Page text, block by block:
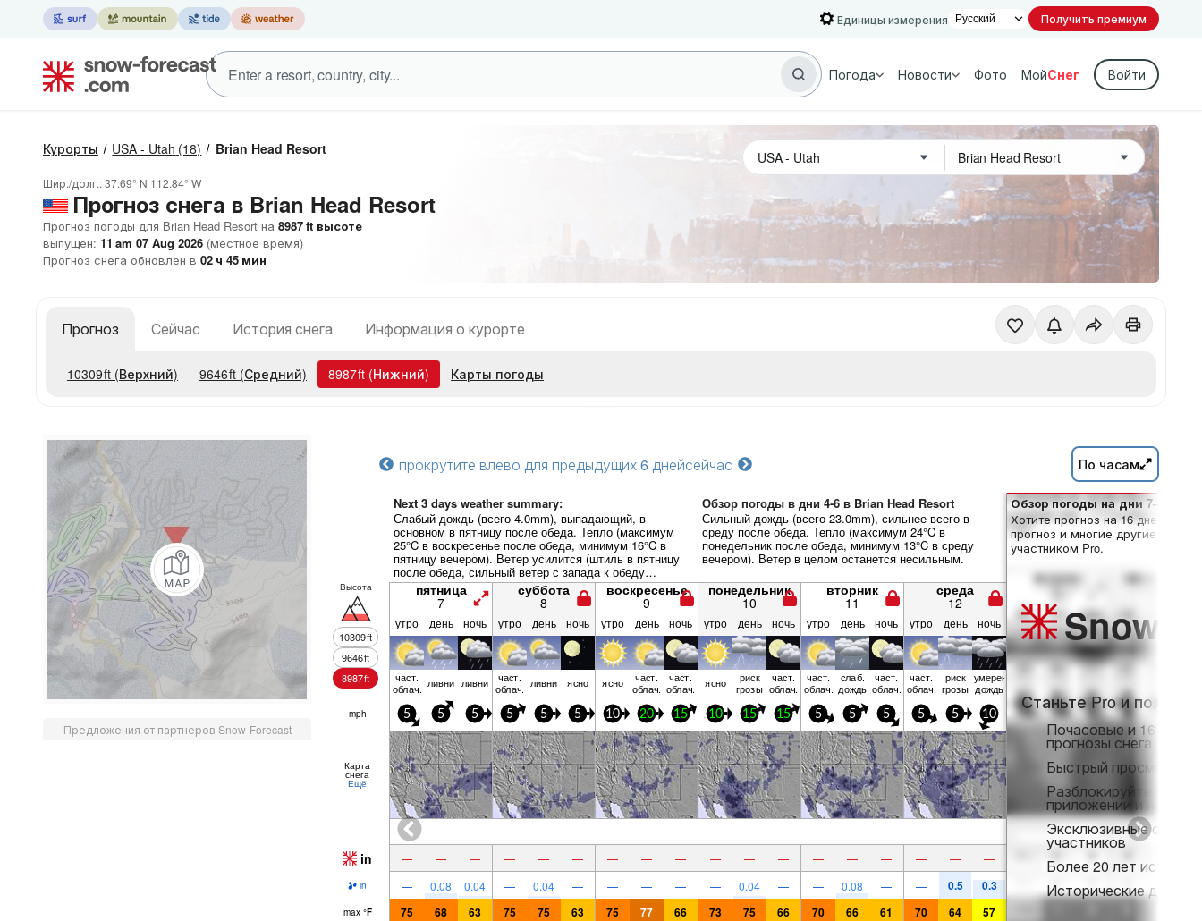
Единицы измерения Получить премиум
Погода Новости Фото МойСнег Войти
Курорты USA - Utah (18) Brian Head Resort
Шир./долг.:37.69° N 112.84° W
Прогноз снега в Brian Head Resort
Прогноз погоды для Brian Head Resort на 8987ft высоте
выпущен: 11 am 07 Aug 2026 (местное время)
Прогноз снега обновлен в 02 ч 45 мин
Прогноз Сейчас История снега Информация о курорте
10309ft (Верхний) 9646ft (Средний) 8987ft (Нижний) Карты погоды
Предложения от партнеров Snow-Forecast
прокрутите влево для предыдущих 6 днейсейчас По часам
Next 3 days weather summary:
Слабый дождь (всего 4.0mm), выпадающий, в
основном в пятницу после обеда. Тепло (максимум
25°C в воскресенье после обеда, минимум 16°C в
пятницу вечером). Ветер усилится (штиль в пятницу
после обеда, сильный ветер с запада к обеду
воскресенья).
Обзор погоды в дни 4-6 в Brian Head Resort
Сильный дождь (всего 23.0mm), сильнее всего в
среду после обеда. Тепло (максимум 24°C в
понедельник после обеда, минимум 13°C в среду
вечером). Ветер в целом останется несильным.
Высота
10309ft
9646ft
8987ft
пятница
7
суббота
8
воскресенье
9
понедельник
10
вторник
11
среда
12
утро день ночь утро день ночь утро день ночь утро день ночь утро день ночь утро день ночь
част.
облач. ливни ливни част.
облач. ливни ясно ясно част.
облач.
част.
облач. ясно риск
грозы
част.
облач.
част.
облач.
слаб.
дождь
част.
облач.
част.
облач.
риск
грозы
умерен.
дождь
mph 5 5 5 5 5 5 10 20 15 10 15 15 5 5 5 5 5 10
Карта
снега
Ещё
in — — — — — — — — — — — — — — — — — —
in — 0.08 0.04 — 0.04 — — — — — 0.04 — — 0.08 — — 0.5 0.3
max °F 75 68 63 75 75 63 75 77 66 73 75 66 70 66 61 70 64 57
Обзор погоды на дни 7–16:
Хотите прогноз на 16 дней?
прогноз и многие другие
участником Pro.
Snow
Станьте Pro и
Почасовые и 16-
прогнозы снега
Быстрый просмотр
Разблокируйте
приложении и на веб-
Эксклюзивные
участников
Более 20 лет истории
Исторические данные